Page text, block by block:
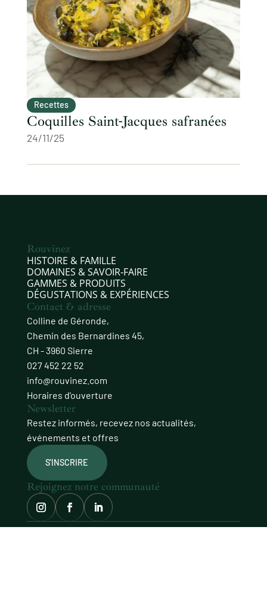
Recettes
Coquilles Saint-Jacques safranées
24/11/25
Rouvinez
HISTOIRE & FAMILLE
DOMAINES & SAVOIR‑FAIRE
GAMMES & PRODUITS
DÉGUSTATIONS & EXPÉRIENCES
Contact & adresse
Colline de Géronde,
Chemin des Bernardines 45,
CH - 3960 Sierre
027 452 22 52
info@rouvinez.com
Horaires d'ouverture
Newsletter
Restez informés, recevez nos actualités,
événements et offres
S'INSCRIRE
Rejoignez notre communauté